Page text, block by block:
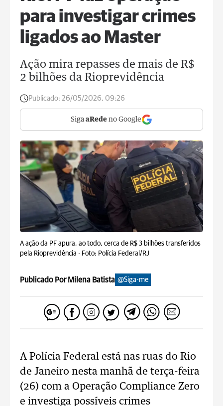
para investigar crimes
ligados ao Master
Ação mira repasses de mais de R$
2 bilhões da Rioprevidência
Publicado: 26/05/2026, 09:26
Siga aRede no Google
A ação da PF apura, ao todo, cerca de R$ 3 bilhões transferidos
pela Rioprevidência - Foto: Polícia Federal/RJ
Publicado Por Milena Batista @Siga-me
A Polícia Federal está nas ruas do Rio
de Janeiro nesta manhã de terça-feira
(26) com a Operação Compliance Zero
e investiga possíveis crimes